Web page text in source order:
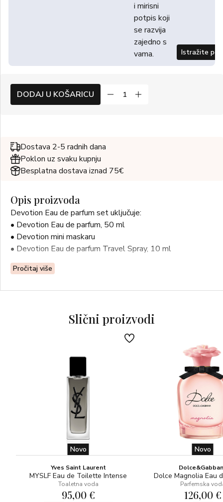
i mirisni
potpis koji
se razvija
zajedno s
vama.
Istražite
DODAJ U KOŠARICU
Dostava 2-5 radnih dana
Poklon uz svaku kupnju
Besplatna dostava iznad 75€
Opis proizvoda
Devotion Eau de parfum set uključuje:
• Devotion Eau de parfum, 50 ml
• Devotion mini maskaru
• Devotion Eau de parfum Travel Spray, 10 ml
Pročitaj više
Slični proizvodi
Novo
Yves Saint Laurent
MYSLF Eau de Toilette Intense
Toaletna voda
95,00 €
Novo
Dolce Magnolia Eau
Parfemska
126,00 €